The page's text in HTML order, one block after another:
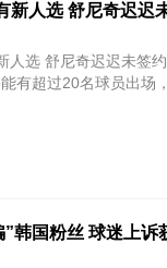
新人选 舒尼奇迟迟
人选 舒尼奇迟迟未签
有超过20名球员出场
韩国粉丝 球迷上诉